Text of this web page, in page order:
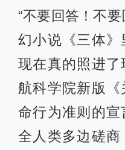
“不要回答！不
幻小说《三体》
现在真的照进
航科学院新版
命行为准则的
全人类多边磋